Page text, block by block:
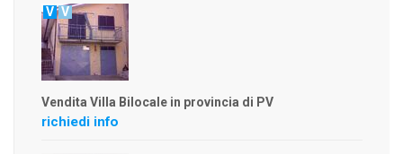
V V
Vendita Villa Bilocale in provincia di PV
richiedi info